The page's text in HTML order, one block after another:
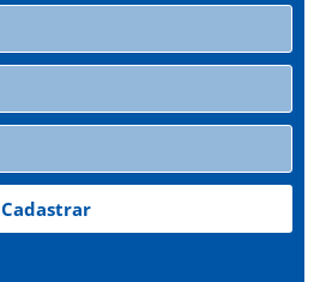
Cadastrar